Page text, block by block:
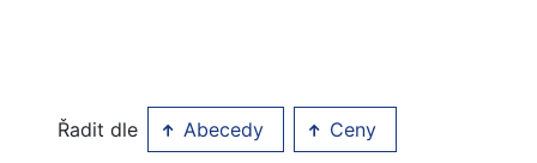
Řadit dle Abecedy Ceny